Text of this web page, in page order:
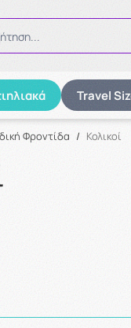
Travel
Φροντίδα / Κολικοί